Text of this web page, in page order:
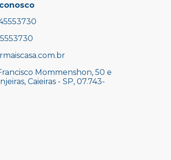
Mommenshon, 50 e
Caieiras - SP, 07.743-